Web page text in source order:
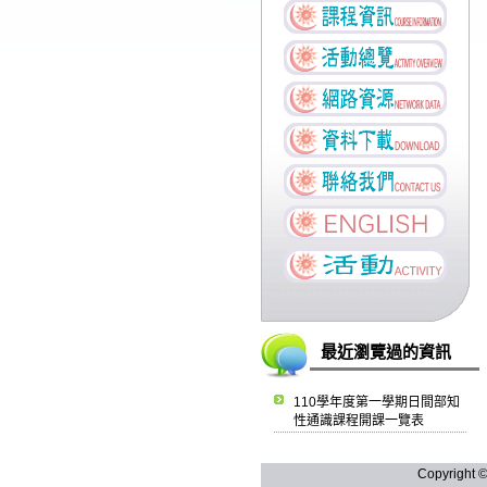
最近瀏覽過的資訊
110學年度第一學期日間部知
性通識課程開課一覽表
Copyright